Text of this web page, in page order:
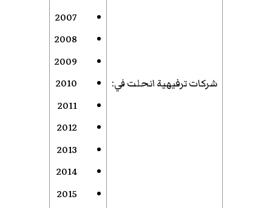
شركات ترفيهية انحلت في:
2007
2008
2009
2010
2011
2012
2013
2014
2015